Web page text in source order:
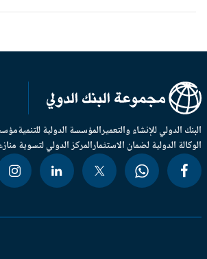
الدولي للإنشاء والتعميرالمؤسسة الدولية للتنميةمؤسسة
الدولية لضمان الاستثمارالمركز الدولي لتسوية